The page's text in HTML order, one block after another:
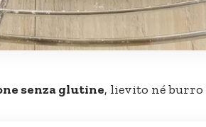
senza glutine, lievito né burro